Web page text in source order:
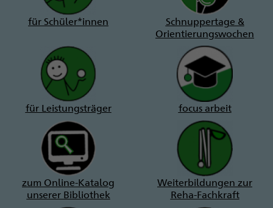
für Schüler*innen
Schnuppertage &
Orientierungswochen
für Leistungsträger focus arbeit
zum Online-Katalog
unserer Bibliothek
Weiterbildungen zur
Reha-Fachkraft